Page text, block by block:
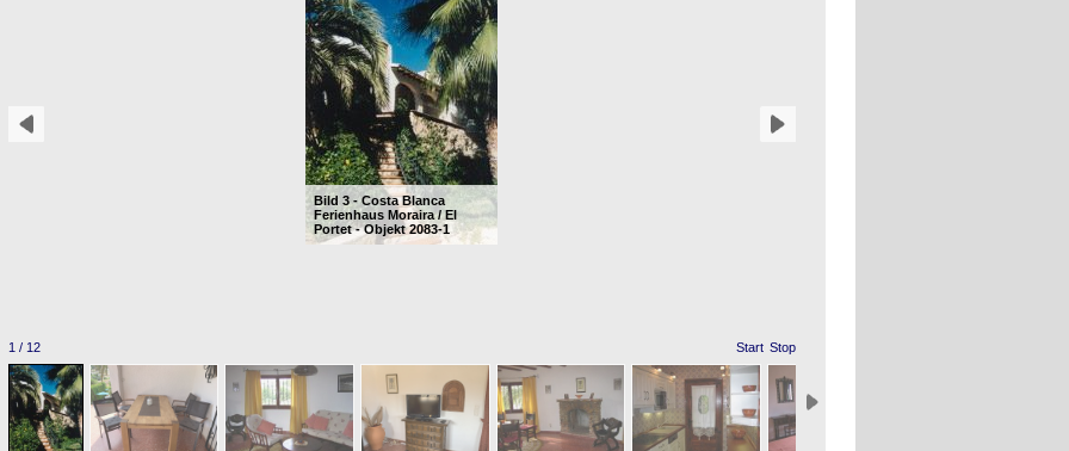
Bild 3 - Costa Blanca
Ferienhaus Moraira / El
Portet - Objekt 2083-1
1 / 12 Start Stop